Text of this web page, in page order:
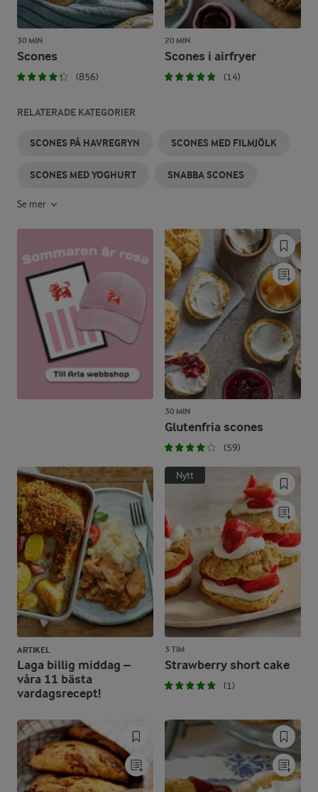
30 MIN
Scones
(856)
20 MIN
Scones i airfryer
(14)
RELATERADE KATEGORIER
SCONES PÅ HAVREGRYN SCONES MED FILMJÖLK
SCONES MED YOGHURT SNABBA SCONES
Se mer
30 MIN
Glutenfria scones
(59)
ARTIKEL
Laga billig middag –
våra 11 bästa
vardagsrecept!
Nytt
3 TIM
Strawberry short cake
(1)